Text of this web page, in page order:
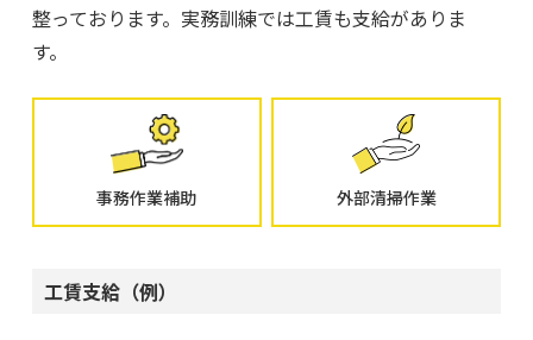
整っております。実務訓練では工賃も支給がありま
す。
事務作業補助 外部清掃作業
工賃支給（例）